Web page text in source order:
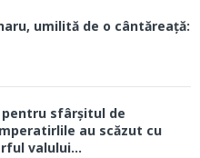
umilită de o cântăreață:
pentru sfârșitul de
au scăzut cu
valului...